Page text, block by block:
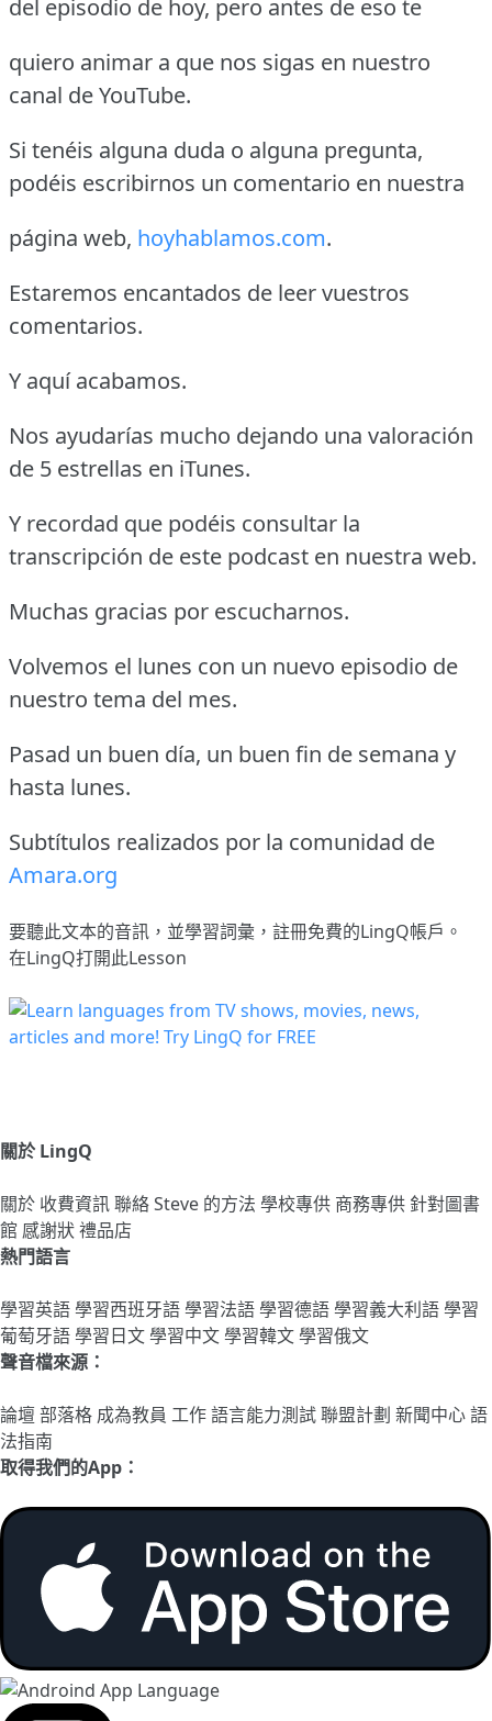
del episodio de hoy, pero antes de eso te
quiero animar a que nos sigas en nuestro
canal de YouTube.
Si tenéis alguna duda o alguna pregunta,
podéis escribirnos un comentario en nuestra
página web, hoyhablamos.com.
Estaremos encantados de leer vuestros
comentarios.
Y aquí acabamos.
Nos ayudarías mucho dejando una valoración
de 5 estrellas en iTunes.
Y recordad que podéis consultar la
transcripción de este podcast en nuestra web.
Muchas gracias por escucharnos.
Volvemos el lunes con un nuevo episodio de
nuestro tema del mes.
Pasad un buen día, un buen fin de semana y
hasta lunes.
Subtítulos realizados por la comunidad de
Amara.org
要聽此文本的音訊，並學習詞彙， 註冊免費的LingQ帳戶。
在LingQ打開此Lesson
關於 LingQ
關於 收費資訊聯絡Steve 的方法 學校專供 商務專供 針對圖書
館 感謝狀禮品店
熱門語言
學習英語學習西班牙語學習法語學習德語學習義大利語學習
葡萄牙語學習日文學習中文學習韓文學習俄文
聲音檔來源：
論壇部落格 成為教員 工作語言能力測試聯盟計劃 新聞中心語
法指南
取得我們的App：